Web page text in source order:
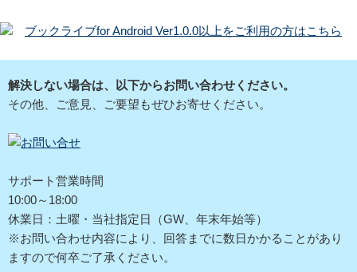
ブックライブfor Android Ver1.0.0以上をご利用の方はこちら
解決しない場合は、以下からお問い合わせください。
その他、ご意見、ご要望もぜひお寄せください。
サポート営業時間
10:00～18:00
休業日：土曜・当社指定日（GW、年末年始等）
※お問い合わせ内容により、回答までに数日かかることがあり
ますので何卒ご了承ください。